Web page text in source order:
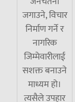
जगाउने, विचार
निर्माण गर्ने र
नागरिक
जिम्मेवारीलाई
सशक्त बनाउने
माध्यम हो।
त्यसैले उपहार